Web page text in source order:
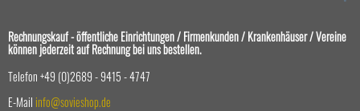
Rechnungskauf - öffentliche Einrichtungen / Firmenkunden / Krankenhäuser / Vereine
können jederzeit auf Rechnung bei uns bestellen.
Telefon +49 (0)2689 - 9415 - 4747
E-Mail info@sovieshop.de